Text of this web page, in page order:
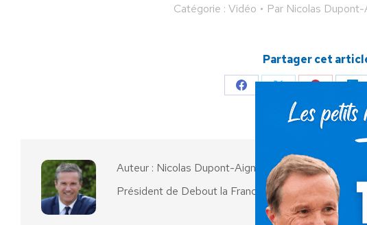
Catégorie : Vidéo Par Nicolas Dupont-
Partager cet
Partager
sur
sur
sur
Auteur : Nicolas Dupont-Aignan
Président de Debout la France